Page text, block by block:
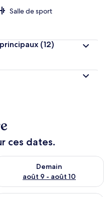
Salle de sport
(12)
ces dates.
août 8 - août 9
Demain
août 9 - août 10
la disponibilité pour